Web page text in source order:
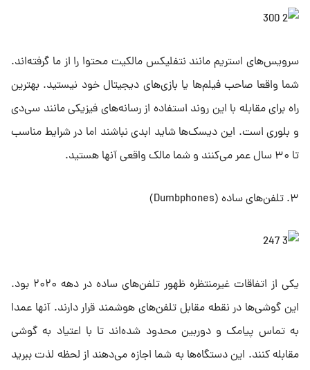
سرویس‌های استریم مانند نتفلیکس مالکیت محتوا را از ما گرفته‌اند.
شما واقعا صاحب فیلم‌ها یا بازی‌های دیجیتال خود نیستید. بهترین
راه برای مقابله با این روند استفاده از رسانه‌های فیزیکی مانند سی‌دی
و بلوری است. این دیسک‌ها شاید ابدی نباشند اما در شرایط مناسب
تا ۳۰ سال عمر می‌کنند و شما مالک واقعی آنها هستید.
۳. تلفن‌های ساده (Dumbphones)
یکی از اتفاقات غیرمنتظره ظهور تلفن‌های ساده در دهه ۲۰۲۰ بود.
این گوشی‌ها در نقطه مقابل تلفن‌های هوشمند قرار دارند. آنها عمدا
به تماس پیامک و دوربین محدود شده‌اند تا با اعتیاد به گوشی
مقابله کنند. این دستگاه‌ها به شما اجازه می‌دهند از لحظه لذت ببرید